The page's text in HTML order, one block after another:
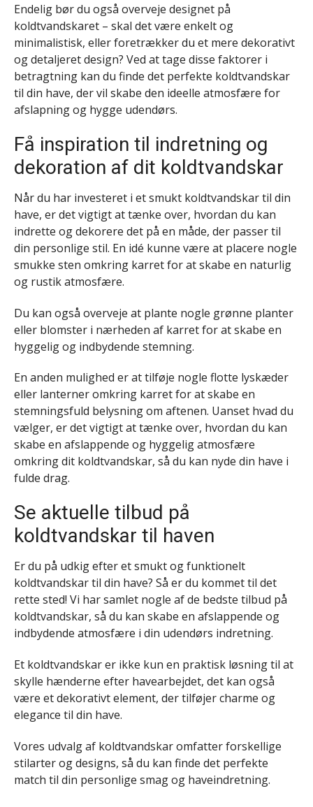
Endelig bør du også overveje designet på
koldtvandskaret – skal det være enkelt og
minimalistisk, eller foretrækker du et mere dekorativt
og detaljeret design? Ved at tage disse faktorer i
betragtning kan du finde det perfekte koldtvandskar
til din have, der vil skabe den ideelle atmosfære for
afslapning og hygge udendørs.
Få inspiration til indretning og
dekoration af dit koldtvandskar
Når du har investeret i et smukt koldtvandskar til din
have, er det vigtigt at tænke over, hvordan du kan
indrette og dekorere det på en måde, der passer til
din personlige stil. En idé kunne være at placere nogle
smukke sten omkring karret for at skabe en naturlig
og rustik atmosfære.
Du kan også overveje at plante nogle grønne planter
eller blomster i nærheden af karret for at skabe en
hyggelig og indbydende stemning.
En anden mulighed er at tilføje nogle flotte lyskæder
eller lanterner omkring karret for at skabe en
stemningsfuld belysning om aftenen. Uanset hvad du
vælger, er det vigtigt at tænke over, hvordan du kan
skabe en afslappende og hyggelig atmosfære
omkring dit koldtvandskar, så du kan nyde din have i
fulde drag.
Se aktuelle tilbud på
koldtvandskar til haven
Er du på udkig efter et smukt og funktionelt
koldtvandskar til din have? Så er du kommet til det
rette sted! Vi har samlet nogle af de bedste tilbud på
koldtvandskar, så du kan skabe en afslappende og
indbydende atmosfære i din udendørs indretning.
Et koldtvandskar er ikke kun en praktisk løsning til at
skylle hænderne efter havearbejdet, det kan også
være et dekorativt element, der tilføjer charme og
elegance til din have.
Vores udvalg af koldtvandskar omfatter forskellige
stilarter og designs, så du kan finde det perfekte
match til din personlige smag og haveindretning.